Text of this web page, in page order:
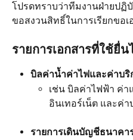
โปรดทราบว่าทีมงานฝ่ายปฏิ
ขอสงวนสิทธิ์ในการเรียกขอเ
รายการเอกสารที่ใช้ยื่
บิลค่าน้ำค่าไฟและค่าบริ
เช่น บิลค่าไฟฟ้า ค่
อินเทอร์เน็ต และค่า
รายการเดินบัญชีธนาคา